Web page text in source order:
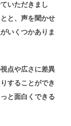
いただきまし
と、声を聞かせ
いくつかありま
点や広さに差異
することができ
と面白くできる